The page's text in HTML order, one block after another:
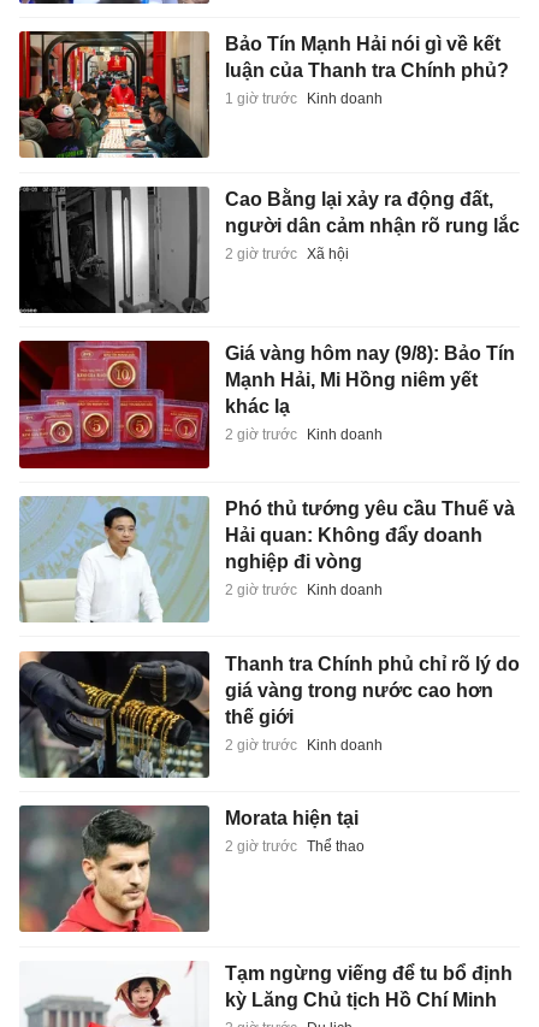
Bảo Tín Mạnh Hải nói gì về kết
luận của Thanh tra Chính phủ?
1 giờ trước Kinh doanh
Cao Bằng lại xảy ra động đất,
người dân cảm nhận rõ rung lắc
2 giờ trước Xã hội
Giá vàng hôm nay (9/8): Bảo Tín
Mạnh Hải, Mi Hồng niêm yết
khác lạ
2 giờ trước Kinh doanh
Phó thủ tướng yêu cầu Thuế và
Hải quan: Không đẩy doanh
nghiệp đi vòng
2 giờ trước Kinh doanh
Thanh tra Chính phủ chỉ rõ lý do
giá vàng trong nước cao hơn
thế giới
2 giờ trước Kinh doanh
Morata hiện tại
2 giờ trước Thể thao
Tạm ngừng viếng để tu bổ định
kỳ Lăng Chủ tịch Hồ Chí Minh